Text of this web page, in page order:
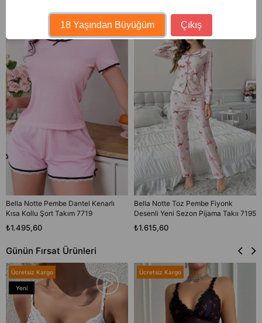
Bella Notte Pembe Dantel Kenarlı
Kısa Kollu Şort Takım 7719
₺1.495,60
Bella Notte Toz Pembe Fiyonk
Desenli Yeni Sezon Pijama Takıı 7195
₺1.615,60
Günün Fırsat Ürünleri
Ücretsiz Kargo
Yeni
Ücretsiz Kargo
18 Yaşından Büyüğüm Çıkış